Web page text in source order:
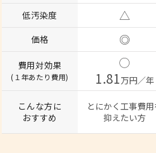
低汚染度 △
価格 ◎
費用対効果
(１年あたり費用)
◯
1.81万円／年
こんな方に
おすすめ
とにかく工事費用
抑えたい方